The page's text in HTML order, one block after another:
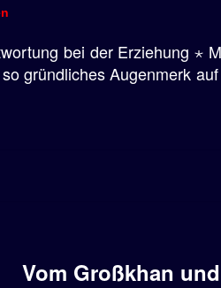
bei der Erziehung ⋆
gründliches Augenmerk
Vom Großkhan